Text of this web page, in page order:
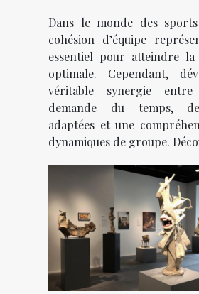
Dans le monde des
cohésion d’équipe
essentiel pour atteindre
optimale. Cependant,
véritable synergie
demande du temps,
adaptées et une
dynamiques de groupe.